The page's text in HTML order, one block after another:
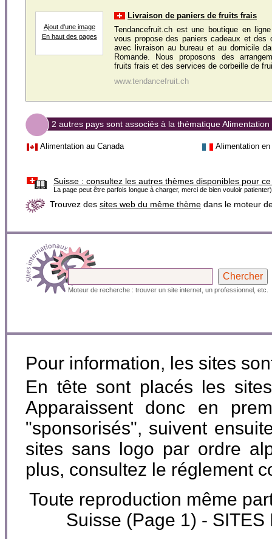
Ajout d'une image
En haut des pages
Livraison de paniers de fruits frais
Tendancefruit.ch est une boutique en
vous propose des paniers cadeaux et des
avec livraison au bureau et au domicile
Romande. Nous proposons des
fruits frais et des services de corbeille de
www.tendancefruit.ch
2 autres pays sont associés à la thématique Alimentation
Alimentation au Canada Alimentation en
Suisse : consultez les autres thèmes disponibles pour
La page peut être parfois longue à charger, merci de bien vouloir patienter)
Trouvez des sites web du même thème dans le moteur
Moteur de recherche : trouver un site internet, un professionnel, etc.
Pour information, les sites
En tête sont placés les
Apparaissent donc en
"sponsorisés", suivent
sites sans logo par ordre
plus, consultez le réglement
Toute reproduction même
Suisse (Page 1) -